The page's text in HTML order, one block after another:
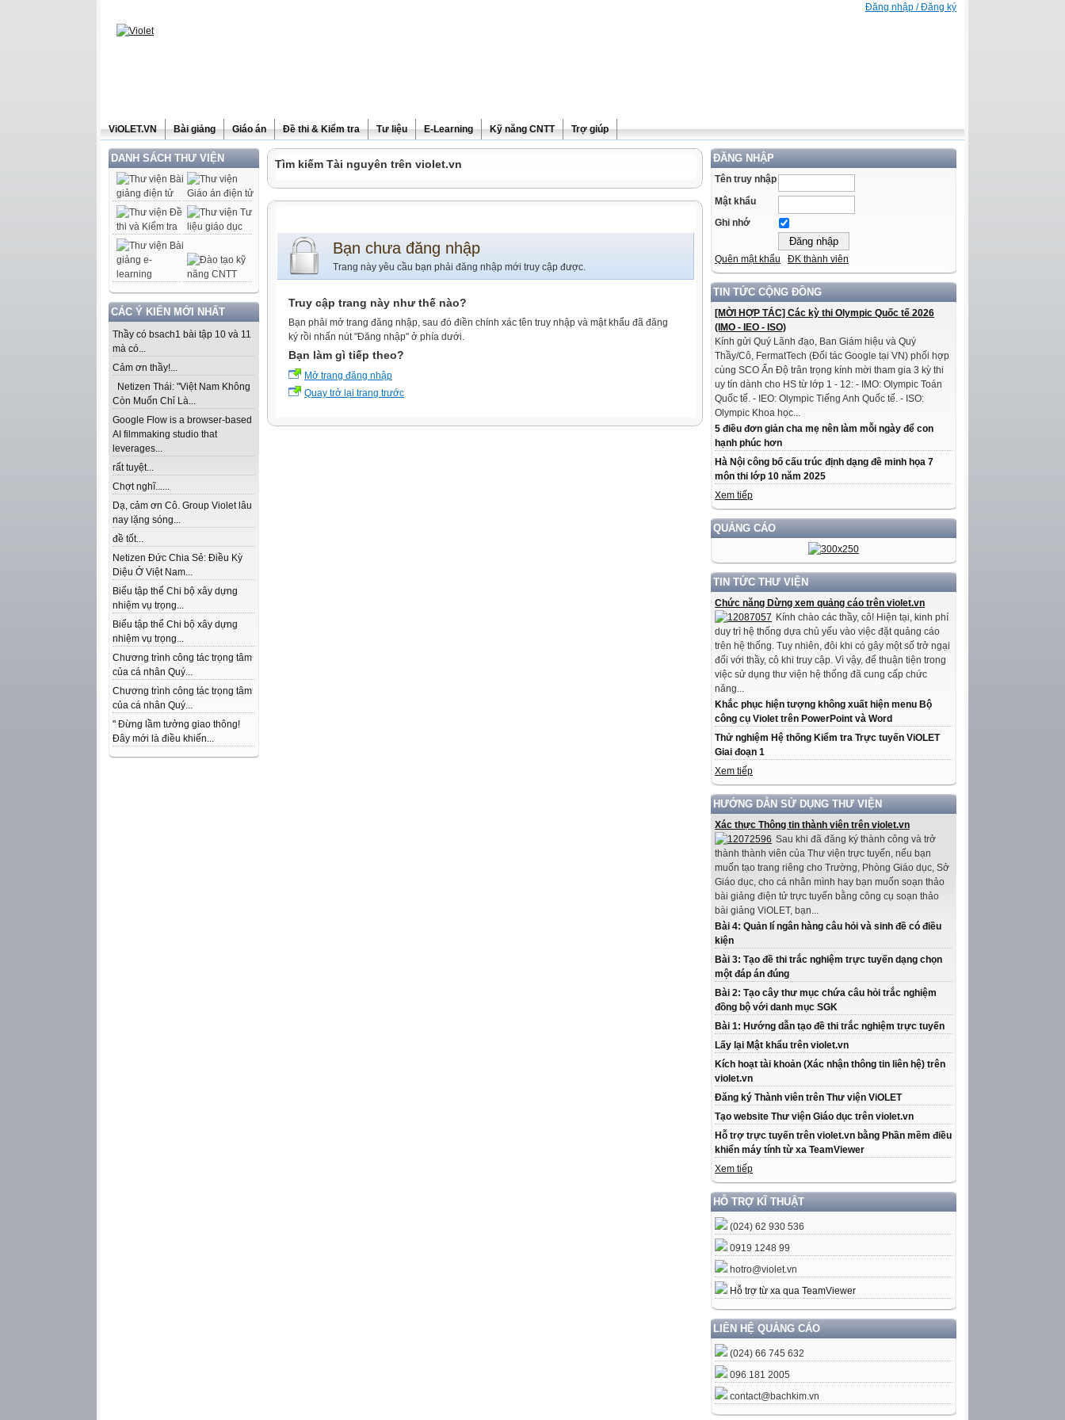
Đăng nhập / Đăng ký
ViOLET.VN Bài giảng Giáo án Đề thi & Kiểm tra Tư liệu E-Learning Kỹ năng CNTT Trợ giúp
DANH SÁCH THƯ VIỆN
CÁC Ý KIẾN MỚI NHẤT
Thầy có bsach1 bài tập 10 và 11
mà có...
Cảm ơn thầy!...
Netizen Thái: "Việt Nam Không
Còn Muốn Chỉ Là...
Google Flow is a browser-based
AI filmmaking studio that
leverages...
rất tuyệt...
Chợt nghĩ......
Dạ, cảm ơn Cô. Group Violet lâu
nay lặng sóng...
đề tốt...
Netizen Đức Chia Sẻ: Điều Kỳ
Diệu Ở Việt Nam...
Biểu tập thể Chi bộ xây dựng
nhiệm vụ trọng...
Biểu tập thể Chi bộ xây dựng
nhiệm vụ trọng...
Chương trình công tác trọng tâm
của cá nhân Quý...
Chương trình công tác trọng tâm
của cá nhân Quý...
" Đừng lầm tưởng giao thông!
Đây mới là điều khiến...
ĐĂNG NHẬP
Tên truy nhập
Mật khẩu
Ghi nhớ
Quên mật khẩu ĐK thành viên
TIN TỨC CỘNG ĐỒNG
[MỜI HỢP TÁC] Các kỳ thi Olympic Quốc tế 2026
(IMO - IEO - ISO)
Kính gửi Quý Lãnh đạo, Ban Giám hiệu và Quý
Thầy/Cô, FermatTech (Đối tác Google tại VN) phối hợp
cùng SCO Ấn Độ trân trọng kính mời tham gia 3 kỳ thi
uy tín dành cho HS từ lớp 1 - 12: - IMO: Olympic Toán
Quốc tế. - IEO: Olympic Tiếng Anh Quốc tế. - ISO:
Olympic Khoa học...
5 điều đơn giản cha mẹ nên làm mỗi ngày để con
hạnh phúc hơn
Hà Nội công bố cấu trúc định dạng đề minh họa 7
môn thi lớp 10 năm 2025
Xem tiếp
QUẢNG CÁO
TIN TỨC THƯ VIỆN
Chức năng Dừng xem quảng cáo trên violet.vn
Kính chào các thầy, cô! Hiện tại, kinh phí
duy trì hệ thống dựa chủ yếu vào việc đặt quảng cáo
trên hệ thống. Tuy nhiên, đôi khi có gây một số trở ngại
đối với thầy, cô khi truy cập. Vì vậy, để thuận tiện trong
việc sử dụng thư viện hệ thống đã cung cấp chức
năng...
Khắc phục hiện tượng không xuất hiện menu Bộ
công cụ Violet trên PowerPoint và Word
Thử nghiệm Hệ thống Kiểm tra Trực tuyến ViOLET
Giai đoạn 1
Xem tiếp
HƯỚNG DẪN SỬ DỤNG THƯ VIỆN
Xác thực Thông tin thành viên trên violet.vn
Sau khi đã đăng ký thành công và trở
thành thành viên của Thư viện trực tuyến, nếu bạn
muốn tạo trang riêng cho Trường, Phòng Giáo dục, Sở
Giáo dục, cho cá nhân mình hay bạn muốn soạn thảo
bài giảng điện tử trực tuyến bằng công cụ soạn thảo
bài giảng ViOLET, bạn...
Bài 4: Quản lí ngân hàng câu hỏi và sinh đề có điều
kiện
Bài 3: Tạo đề thi trắc nghiệm trực tuyến dạng chọn
một đáp án đúng
Bài 2: Tạo cây thư mục chứa câu hỏi trắc nghiệm
đồng bộ với danh mục SGK
Bài 1: Hướng dẫn tạo đề thi trắc nghiệm trực tuyến
Lấy lại Mật khẩu trên violet.vn
Kích hoạt tài khoản (Xác nhận thông tin liên hệ) trên
violet.vn
Đăng ký Thành viên trên Thư viện ViOLET
Tạo website Thư viện Giáo dục trên violet.vn
Hỗ trợ trực tuyến trên violet.vn bằng Phần mềm điều
khiển máy tính từ xa TeamViewer
Xem tiếp
HỖ TRỢ KĨ THUẬT
(024) 62 930 536
0919 1248 99
hotro@violet.vn
Hỗ trợ từ xa qua TeamViewer
LIÊN HỆ QUẢNG CÁO
(024) 66 745 632
096 181 2005
contact@bachkim.vn
Tìm kiếm Tài nguyên trên violet.vn
Bạn chưa đăng nhập
Trang này yêu cầu bạn phải đăng nhập mới truy cập được.
Truy cập trang này như thế nào?
Bạn phải mở trang đăng nhập, sau đó điền chính xác tên truy nhập và mật khẩu đã đăng
ký rồi nhấn nút "Đăng nhập" ở phía dưới.
Bạn làm gì tiếp theo?
Mở trang đăng nhập
Quay trở lại trang trước